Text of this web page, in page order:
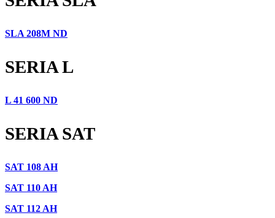
SLA 208M ND
SERIA L
L 41 600 ND
SERIA SAT
SAT 108 AH
SAT 110 AH
SAT 112 AH